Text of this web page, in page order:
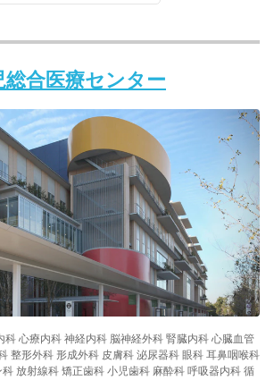
総合医療センター
科 心療内科 神経内科 脳神経外科 腎臓内科 心臓血管
整形外科 形成外科 皮膚科 泌尿器科 眼科 耳鼻咽喉科
科 放射線科 矯正歯科 小児歯科 麻酔科 呼吸器内科 循